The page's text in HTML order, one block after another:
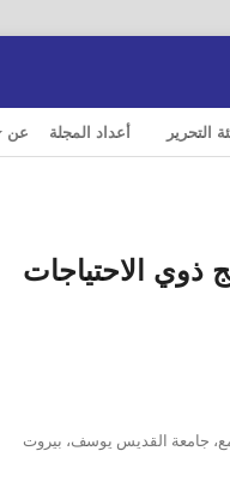
التحرير أعداد المجلة عن
ذوي الاحتياجات
جامعة القديس يوسف، بيروت